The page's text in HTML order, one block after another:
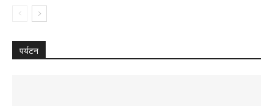
पर्यटन